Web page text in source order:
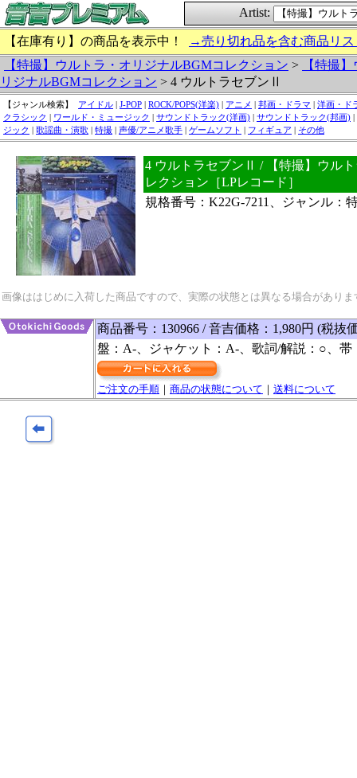
Artist:
【在庫有り】の商品を表示中！
→売り切れ品を含む商品リ
【特撮】ウルトラ・オリジナルBGMコレクション >
【特撮
リジナルBGMコレクション > 4 ウルトラセブンⅡ
【ジャンル検索】 アイドル | J-POP | ROCK/POPS(洋楽) | アニメ | 邦画・ドラマ | 洋画・ド
クラシック | ワールド・ミュージック | サウンドトラック(洋画) | サウンドトラック(邦画) |
ジック | 歌謡曲・演歌 | 特撮 | 声優/アニメ歌手 | ゲームソフト | フィギュア | その他
4 ウルトラセブンⅡ / 【特撮】ウル
レクション［LPレコード］
規格番号：K22G-7211、ジャンル：
画像ははじめに入荷した商品ですので、実際の状態とは異なる場合があり
商品番号：130966 / 音吉価格：1,980円 (税抜
盤：A-、ジャケット：A-、歌詞/解説：○、帯
ご注文の手順 ｜ 商品の状態について ｜ 送料について